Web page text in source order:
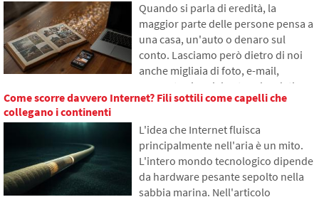
funziona, perché il contenuto di
internet viene salvato in diverse parti
del mondo e perché senza essa
l'internet odierno difficilmente
funzionerebbe.
Quando si parla di eredità, la
maggior parte delle persone pensa a
una casa, un'auto o denaro sul
conto. Lasciamo però dietro di noi
anche migliaia di foto, e-mail,
account sui social network o dati
salvati nel cloud. Cosa accadrà loro
Nell'articolo esploreremo come
funziona l'eredità digitale, perché i
sopravvissuti possono avere
problemi con i dati e come mettere
ordine nelle tracce online già oggi.
Come scorre davvero Internet? Fili sottili come capelli che
collegano i continenti
L'idea che Internet fluisca
principalmente nell'aria è un mito.
L'intero mondo tecnologico dipende
da hardware pesante sepolto nella
sabbia marina. Nell'articolo